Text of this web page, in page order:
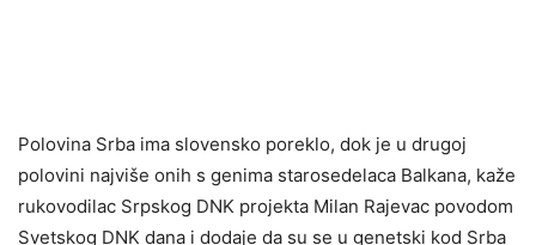
Polovina Srba ima slovensko poreklo, dok je u drugoj
polovini najviše onih s genima starosedelaca Balkana, kaže
rukovodilac Srpskog DNK projekta Milan Rajevac povodom
Svetskog DNK dana i dodaje da su se u genetski kod Srba